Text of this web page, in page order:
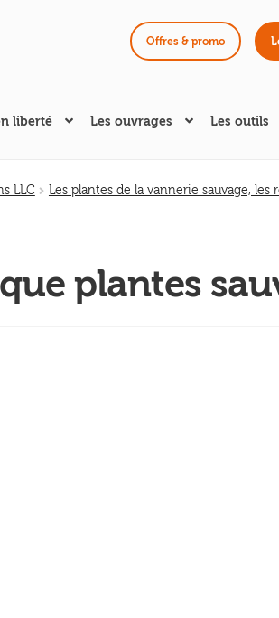
Offres & promo
liberté Les ouvrages Les outils
LLC Les plantes de la vannerie sauvage,
plantes